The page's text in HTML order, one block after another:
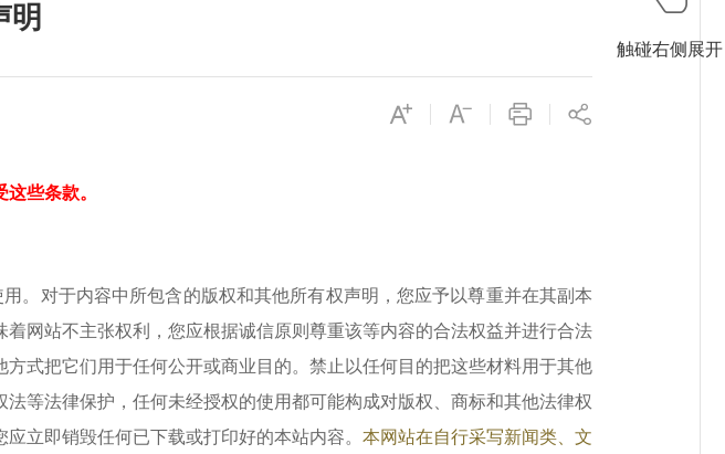
明
些条款。
。对于内容中所包含的版权和其他所有权声明，您应予以尊重并在其副本
网站不主张权利，您应根据诚信原则尊重该等内容的合法权益并进行合法
式把它们用于任何公开或商业目的。禁止以任何目的把这些材料用于其他
等法律保护，任何未经授权的使用都可能构成对版权、商标和其他法律权
立即销毁任何已下载或打印好的本站内容。本网站在自行采写新闻类、文
触碰右侧展开